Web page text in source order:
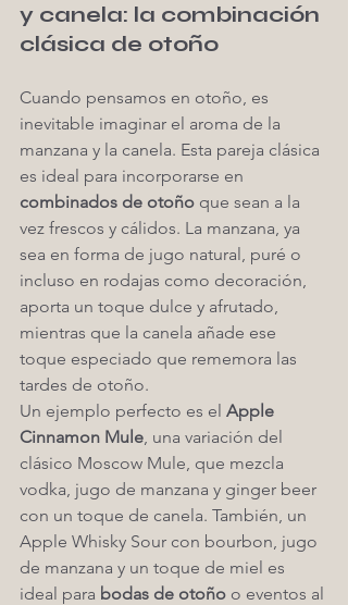
y canela: la combinación
clásica de otoño
Cuando pensamos en otoño, es
inevitable imaginar el aroma de la
manzana y la canela. Esta pareja clásica
es ideal para incorporarse en
combinados de otoño que sean a la
vez frescos y cálidos. La manzana, ya
sea en forma de jugo natural, puré o
incluso en rodajas como decoración,
aporta un toque dulce y afrutado,
mientras que la canela añade ese
toque especiado que rememora las
tardes de otoño.
Un ejemplo perfecto es el Apple
Cinnamon Mule, una variación del
clásico Moscow Mule, que mezcla
vodka, jugo de manzana y ginger beer
con un toque de canela. También, un
Apple Whisky Sour con bourbon, jugo
de manzana y un toque de miel es
ideal para bodas de otoño o eventos al